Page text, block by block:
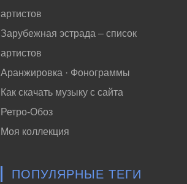
артистов
Зарубежная эстрада – список
артистов
Аранжировка · Фонограммы
Как скачать музыку с сайта
Ретро-Обоз
Моя коллекция
ПОПУЛЯРНЫЕ ТЕГИ